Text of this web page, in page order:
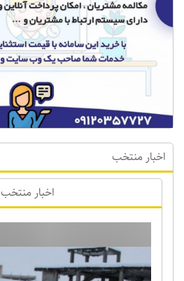
اخبار منتخب
اخبار منتخب